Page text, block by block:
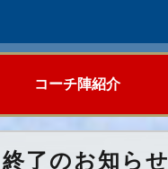
コーチ陣紹介
了のお知らせ